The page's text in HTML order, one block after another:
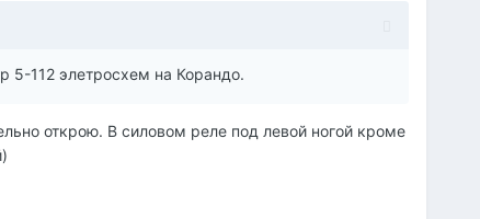
5-112 элетросхем на Корандо.
открою. В силовом реле под левой ногой кроме